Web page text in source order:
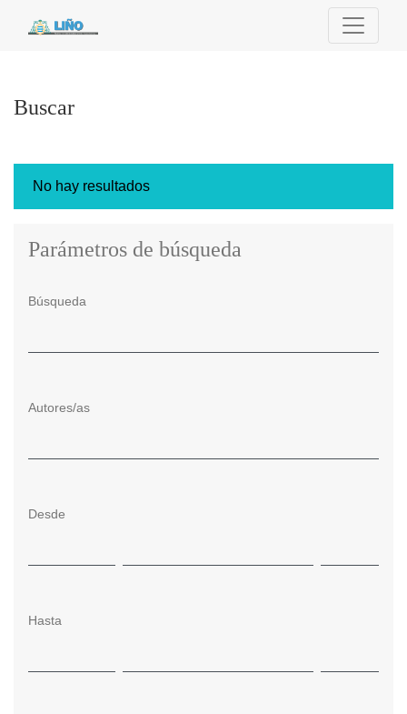
Buscar
No hay resultados
Parámetros de búsqueda
Búsqueda
Autores/as
Desde
Hasta